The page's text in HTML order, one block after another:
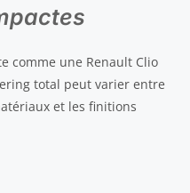
comme une Renault Clio
total peut varier entre
et les finitions